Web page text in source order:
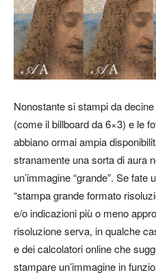
Nonostante si stampi da
(come il billboard da 6×3) e le
abbiano ormai ampia
stranamente una sorta di aura
un’immagine “grande”. Se
“stampa grande formato
e/o indicazioni più o meno
risoluzione serva, in qualche
e dei calcolatori online che
stampare un’immagine in